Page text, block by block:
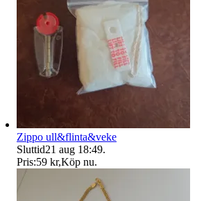
Zippo ull&flinta&veke
Sluttid21 aug 18:49.
Pris:59 kr,Köp nu.